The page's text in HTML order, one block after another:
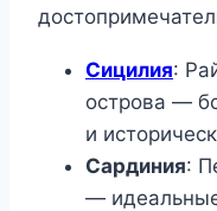
Сицилия:
острова —
и
Сардиния:
—